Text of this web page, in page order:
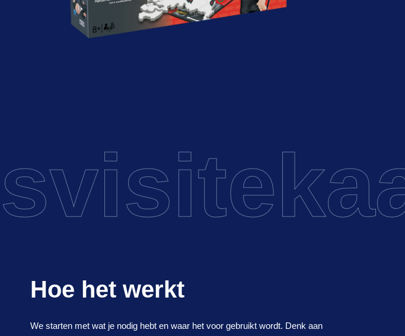
Hoe het werkt
We starten met wat je nodig hebt en waar het voor gebruikt wordt. Denk aan